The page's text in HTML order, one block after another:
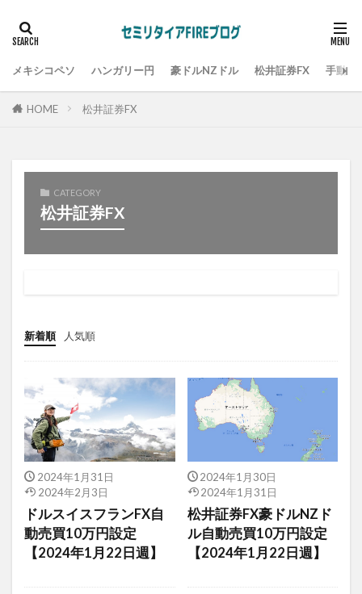
メキシコペソ ハンガリー円 豪ドルNZドル 松井証券FX 手動ト
HOME 松井証券FX
CATEGORY
松井証券FX
新着順 人気順
2024年1月31日
2024年2月3日
ドルスイスフランFX自
動売買10万円設定
【2024年1月22日週】
2024年1月30日
2024年1月31日
松井証券FX豪ドルNZド
ル自動売買10万円設定
【2024年1月22日週】